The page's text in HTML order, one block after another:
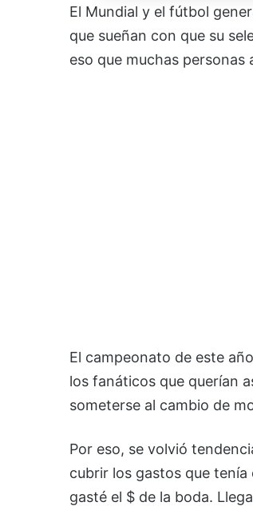
El Mundial y el fútbol
que sueñan con que su
eso que muchas
El campeonato de este
los fanáticos que querían
someterse al cambio de
Por eso, se volvió
cubrir los gastos que tenía
gasté el $ de la boda.